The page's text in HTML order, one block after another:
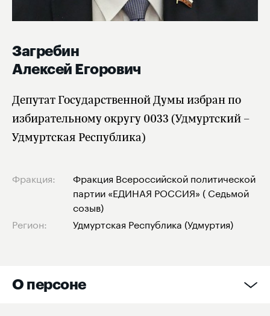
Загребин
Алексей Егорович
Депутат Государственной Думы избран по
избирательному округу 0033 (Удмуртский –
Удмуртская Республика)
Фракция:
Фракция Всероссийской политической
партии «ЕДИНАЯ РОССИЯ» ( Седьмой
созыв)
Регион:
Удмуртская Республика (Удмуртия)
О персоне